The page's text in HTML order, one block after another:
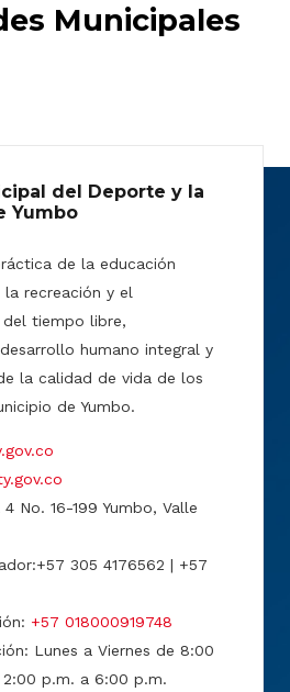
Municipales
del Deporte y la
Yumbo
de la educación
recreación y el
tiempo libre,
humano integral y
la calidad de vida de los
de Yumbo.
No. 16-199 Yumbo, Valle
305 4176562 | +57
+57 018000919748
Lunes a Viernes de 8:00
2:00 p.m. a 6:00 p.m.